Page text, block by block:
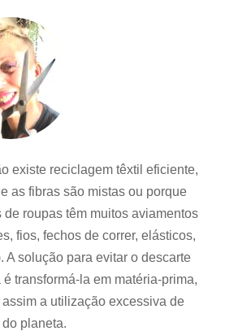
existe reciclagem têxtil eficiente,
as fibras são mistas ou porque
de roupas têm muitos aviamentos
fios, fechos de correr, elásticos,
A solução para evitar o descarte
é transformá-la em matéria-prima,
a utilização excessiva de
planeta.